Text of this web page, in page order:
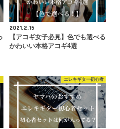
2021.2.15
【アコギ女子必見】色でも選べる
かわいい本格アコギ4選
エレキギター初心者